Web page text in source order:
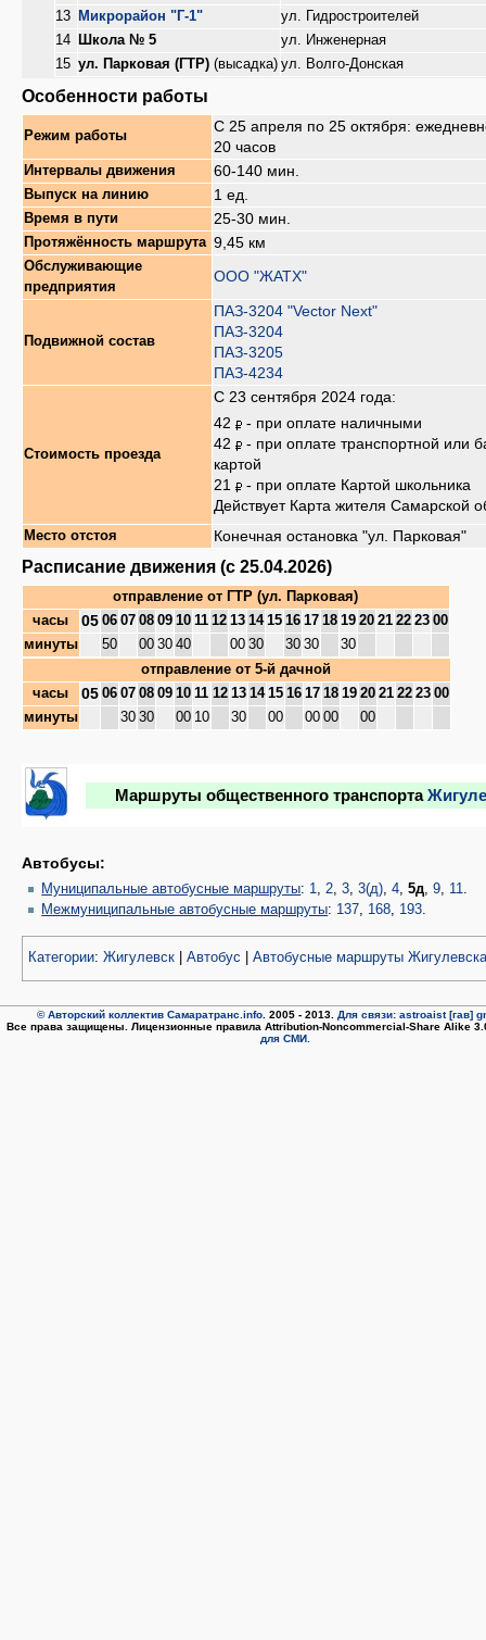
13 Микрорайон "Г-1"
ул. Гидростроителей
14
Школа № 5
ул. Инженерная
15 ул. Парковая (ГТР) (высадка) ул. Волго-Донская
Особенности работы
Режим работы
С 25 апреля по 25 октября:
20 часов
Интервалы движения 60-140 мин.
Выпуск на линию 1 ед.
Время в пути 25-30 мин.
Протяжённость маршрута 9,45 км
Обслуживающие
предприятия
ООО "ЖАТХ"
Подвижной состав
ПАЗ-3204 "Vector Next"
ПАЗ-3204
ПАЗ-3205
ПАЗ-4234
Стоимость проезда
С 23 сентября 2024 года:
42
- при оплате наличными
42
- при оплате транспортной или
картой
21
- при оплате Картой школьника
Действует Карта жителя Самарской
Место отстоя Конечная остановка "ул. Парковая"
Расписание движения (с 25.04.2026)
отправление от ГТР (ул. Парковая)
часы
05 06 07 08 09 10 11 12 13 14 15 16 17 18 19 20 21 22 23 00
минуты
50 00 30 40 00 30 30 30
30
отправление от 5-й дачной
часы
05 06 07 08 09 10 11 12 13 14 15 16 17 18 19 20 21 22 23 00
минуты
30 30 00 10 30 00 00 00 00
Маршруты общественного транспорта
Автобусы:
Муниципальные автобусные маршруты: 1 2 ,3 ,3(д) ,4 ,5д ,9 11
Межмуниципальные автобусные маршруты: 137 168 193
Категории: Жигулевск Автобус Автобусные маршруты Жигулевска
© Авторский коллектив Самаратранс.info . 2005 - 2013. Для связи: astroaist [гав]
Все права защищены. Лицензионные правила Attribution-Noncommercial-Share Alike
для СМИ.